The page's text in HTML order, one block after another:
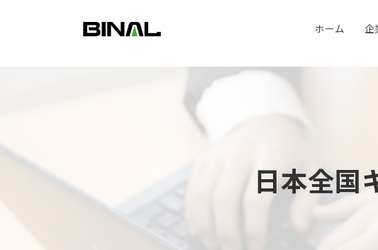
ホーム
ホーム 企
企
日本全国